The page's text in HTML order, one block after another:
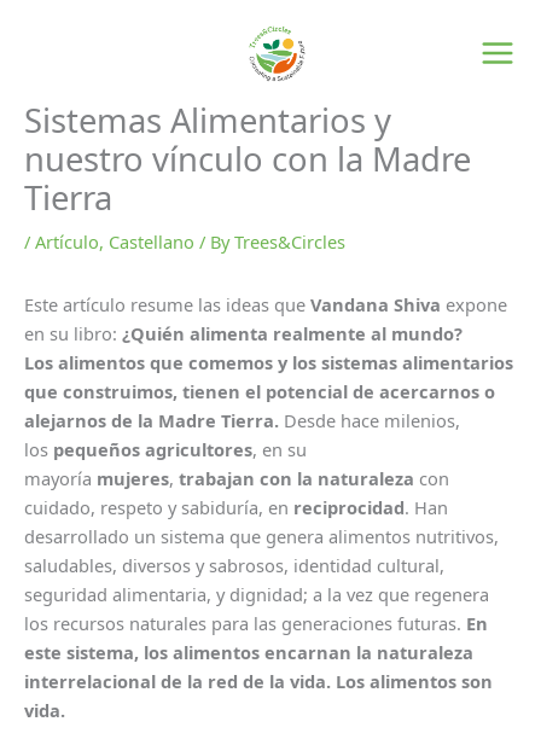
Sistemas Alimentarios y
nuestro vínculo con la Madre
Tierra
/ Artículo, Castellano / ByTrees&Circles
Este artículo resume las ideas que Vandana Shiva expone
en su libro: ¿Quién alimenta realmente al mundo?
Los alimentos que comemos y los sistemas alimentarios
que construimos, tienen el potencial de acercarnos o
alejarnos de la Madre Tierra. Desde hace milenios,
los pequeños agricultores, en su
mayoría mujeres, trabajan con la naturaleza con
cuidado, respeto y sabiduría, en reciprocidad. Han
desarrollado un sistema que genera alimentos nutritivos,
saludables, diversos y sabrosos, identidad cultural,
seguridad alimentaria, y dignidad; a la vez que regenera
los recursos naturales para las generaciones futuras. En
este sistema, los alimentos encarnan la naturaleza
interrelacional de la red de la vida. Los alimentos son
vida.